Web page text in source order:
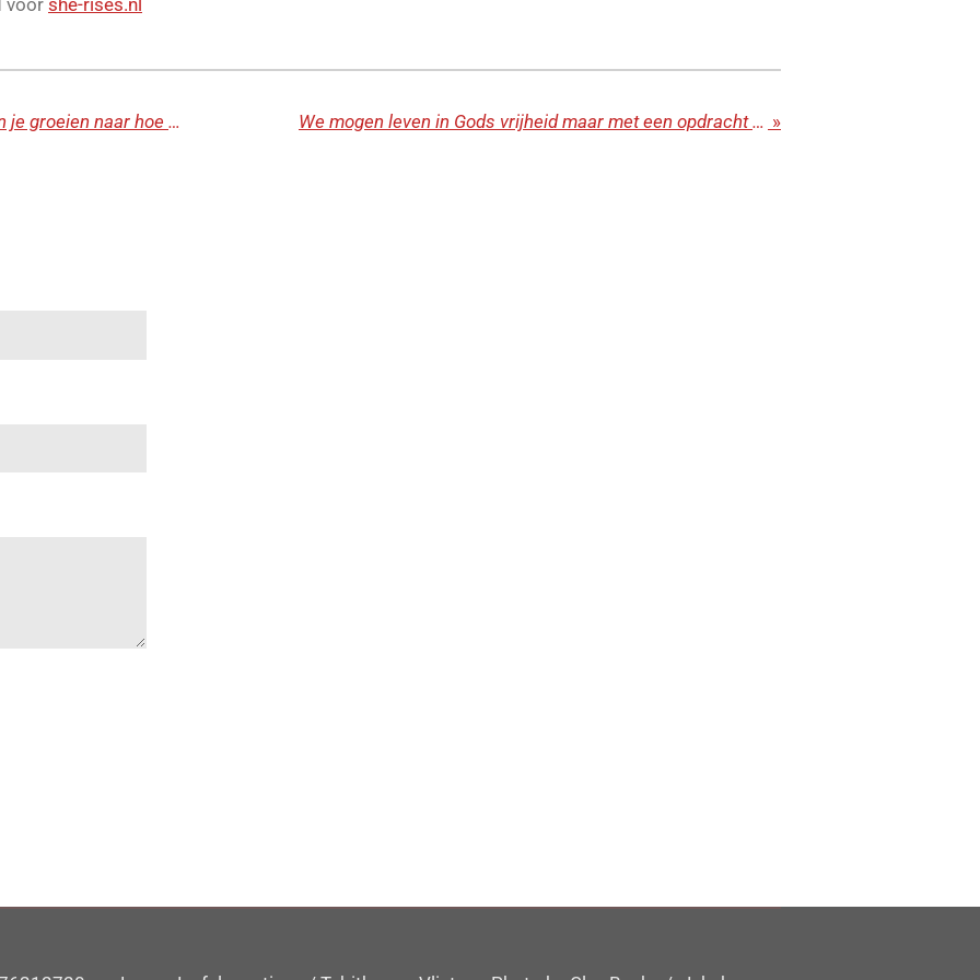
Met een leven verborgen in God kun je groeien naar hoe God je bedoeld heeft. We mogen leven in Gods vrijheid maar met een opdracht om zoveel mogelijk anderen te bereiken. »